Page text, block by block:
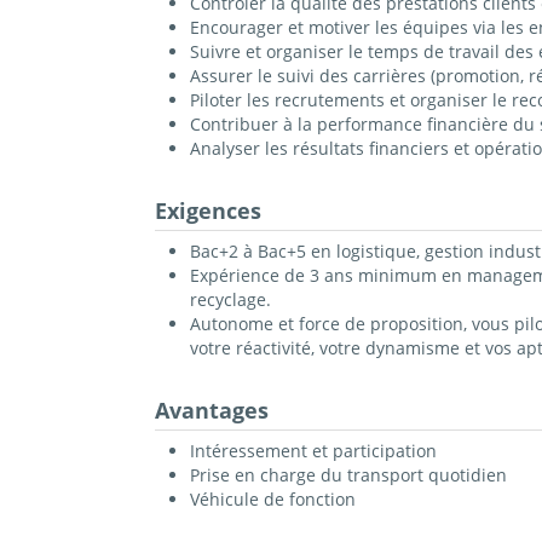
Encourager et motiver les équipes via les
Suivre et organiser le temps de travail
Assurer le suivi des carrières (promotion,
Piloter les recrutements et organiser le
Contribuer à la performance financière du
Analyser les résultats financiers et
Exigences
Bac+2 à Bac+5 en logistique, gestion
Expérience de 3 ans minimum en
recyclage.
Autonome et force de proposition, vous
votre réactivité, votre dynamisme et vos
Avantages
Intéressement et participation
Prise en charge du transport quotidien
Véhicule de fonction